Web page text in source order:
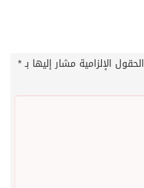
الحقول الإلزامية مشار إليها بـ*